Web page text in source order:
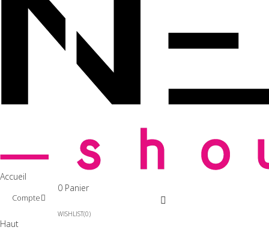
Accueil
Compte
0 Panier
WISHLIST 0
Haut